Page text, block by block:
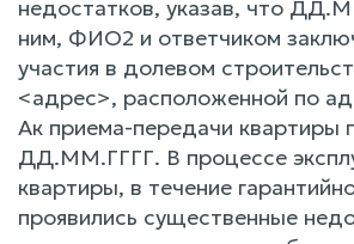
недостатков, указав, что
ним, ФИО2 и ответчиком
участия в долевом
<адрес>, расположенной по
Ак приема-передачи квартиры
ДД.ММ.ГГГГ. В процессе
квартиры, в течение
проявились существенные